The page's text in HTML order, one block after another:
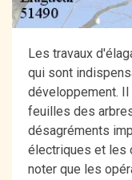
Les travaux
qui sont
développement.
feuilles des
désagréments
électriques et les
noter que les